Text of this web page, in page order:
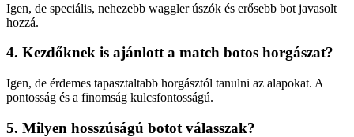
Igen, de speciális, nehezebb waggler úszók és erősebb bot javasolt
hozzá.
4. Kezdőknek is ajánlott a match botos horgászat?
Igen, de érdemes tapasztaltabb horgásztól tanulni az alapokat. A
pontosság és a finomság kulcsfontosságú.
5. Milyen hosszúságú botot válasszak?